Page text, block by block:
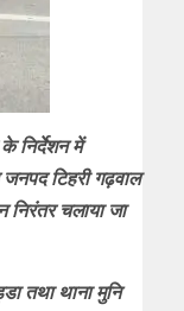
निर्देशन में
टिहरी गढ़वाल
चलाया जा
तथा थाना मुनि